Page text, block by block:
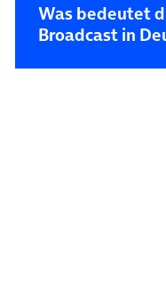
Was bedeutet
Broadcast in